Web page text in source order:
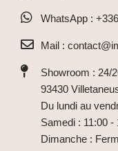
WhatsApp :
Mail :
Showroom : 24/
93430
Du lundi au
Samedi : 11:00 -
Dimanche :